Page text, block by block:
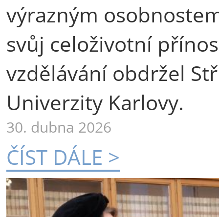
výrazným
svůj celoživotní
vzdělávání obdržel
Univerzity Karlovy.
30. dubna 2026
ČÍST DÁLE >